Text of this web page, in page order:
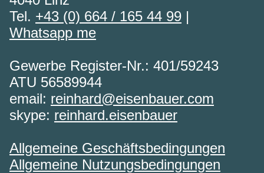
Tel. +43 (0) 664 / 165 44 99 |
Whatsapp me
Gewerbe Register-Nr.: 401/59243
ATU 56589944
email: reinhard@eisenbauer.com
skype: reinhard.eisenbauer
Allgemeine Geschäftsbedingungen
Allgemeine Nutzungsbedingungen